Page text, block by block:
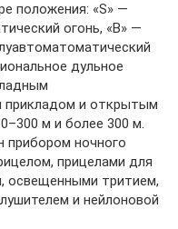
положения: «S» —
огонь, «B» —
дульное
и открытым
м и более 300 м.
ночного
прицелами для
освещенными тритием,
и нейлоновой